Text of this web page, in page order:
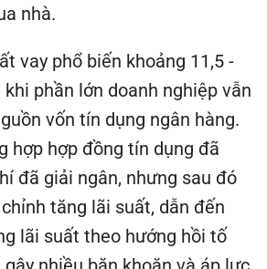
nhà.
vay phổ biến khoảng 11,5 -
phần lớn doanh nghiệp vẫn
vốn tín dụng ngân hàng.
hợp hợp đồng tín dụng đã
đã giải ngân, nhưng sau đó
tăng lãi suất, dẫn đến
lãi suất theo hướng hồi tố